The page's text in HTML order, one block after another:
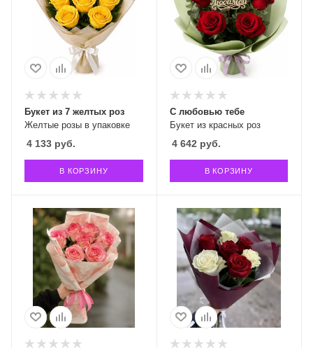
Желтые розы в упаковке
Букет из 7 желтых роз
4 133 руб.
В КОРЗИНУ
Букет из красных роз
С любовью тебе
4 642 руб.
В КОРЗИНУ